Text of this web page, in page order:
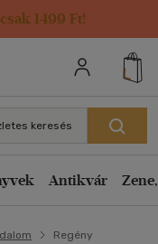
1499 Ft!
keresés
Antikvár
Regény